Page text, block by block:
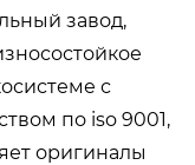
завод,
с
по iso 9001,
оригиналы